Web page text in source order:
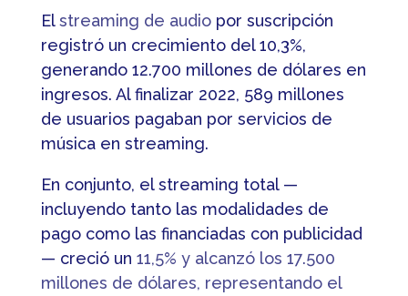
Elstreaming de audiopor suscripción
registró un crecimiento del 10,3%,
generando 12.700 millones de dólares en
ingresos. Al finalizar 2022, 589 millones
de usuarios pagaban por servicios de
música en streaming.
En conjunto, el streaming total —
incluyendo tanto las modalidades de
pago como las financiadas con publicidad
— creció un 11,5% y alcanzó los 17.500
millones de dólares, representando el